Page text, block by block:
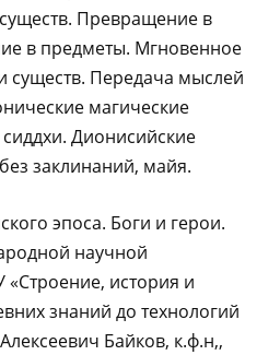
Превращение в
в предметы. Мгновенное
существ. Передача мыслей
магические
Дионисийские
заклинаний, майя.
эпоса. Боги и герои.
научной
история и
знаний до технологий
Байков, к.ф.н,,